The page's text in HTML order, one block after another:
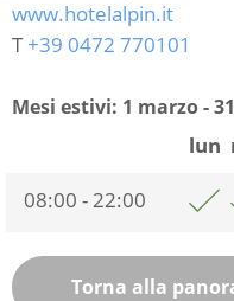
www.hotelalpin.it
T+39 0472 770101
Mesi estivi: 1 marzo -
lun
08:00 - 22:00
Torna alla